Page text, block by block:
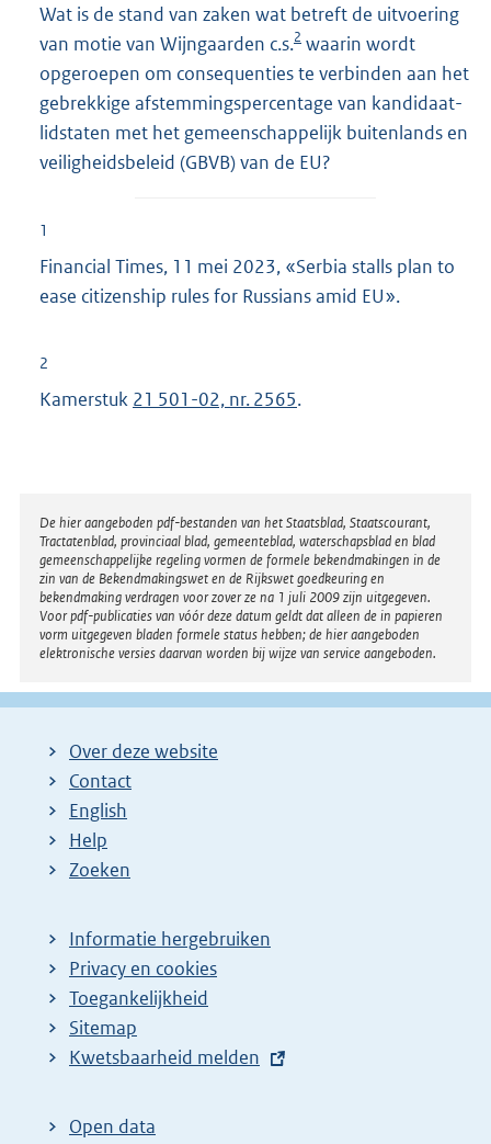
Wat is de stand van zaken wat betreft de uitvoering
van motie van Wijngaarden c.s.2 waarin wordt
opgeroepen om consequenties te verbinden aan het
gebrekkige afstemmingspercentage van kandidaat-
lidstaten met het gemeenschappelijk buitenlands en
veiligheidsbeleid (GBVB) van de EU?
1
Financial Times, 11 mei 2023, «Serbia stalls plan to
ease citizenship rules for Russians amid EU».
2
Kamerstuk 21 501-02, nr. 2565.
Disclaimer
De hier aangeboden pdf-bestanden van het Staatsblad, Staatscourant,
Tractatenblad, provinciaal blad, gemeenteblad, waterschapsblad en blad
gemeenschappelijke regeling vormen de formele bekendmakingen in de
zin van de Bekendmakingswet en de Rijkswet goedkeuring en
bekendmaking verdragen voor zover ze na 1 juli 2009 zijn uitgegeven.
Voor pdf-publicaties van vóór deze datum geldt dat alleen de in papieren
vorm uitgegeven bladen formele status hebben; de hier aangeboden
elektronische versies daarvan worden bij wijze van service aangeboden.
Over deze website
Contact
English
Help
Zoeken
Informatie hergebruiken
Privacy en cookies
Toegankelijkheid
Sitemap
E
t
Kwetsbaarheid melden
Open data